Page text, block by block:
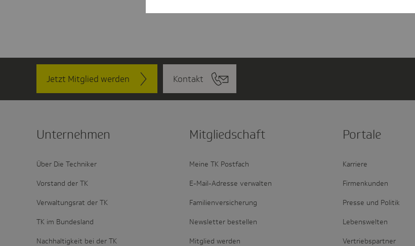
Jetzt Mitglied werden Kontakt
Unter­nehmen
Über Die Techniker
Vorstand der TK
Verwaltungsrat der TK
TK im Bundesland
Nachhaltigkeit bei der TK
Mitglied­schaft
Meine TK Postfach
E-Mail-Adresse verwalten
Familienversicherung
Newsletter bestellen
Mitglied werden
Portale
Karriere
Firmenkunden
Presse und Politik
Lebenswelten
Vertriebspartner